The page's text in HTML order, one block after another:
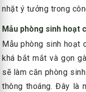
nhặt ý tưởng trong
Mẫu phòng sinh hoạt
Mẫu phòng sinh hoạt
khá bắt mắt và gọn
sẽ làm căn phòng
thông thoáng. Đây là